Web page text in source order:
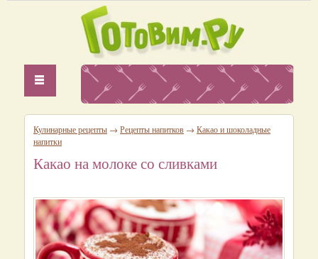
Кулинарные рецепты → Рецепты напитков → Какао и шоколадные
напитки
Какао на молоке со сливками